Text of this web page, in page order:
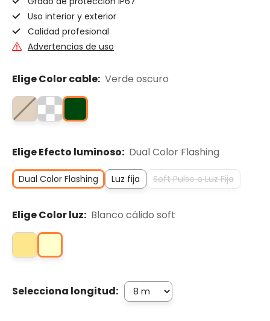
Uso interior y exterior
Calidad profesional
Advertencias de uso
Elige Color cable: Verde oscuro
Elige Efecto luminoso: Dual Color Flashing
Dual Color Flashing Luz fija Soft Pulse o Luz Fija
Elige Color luz: Blanco cálido soft
Selecciona longitud: